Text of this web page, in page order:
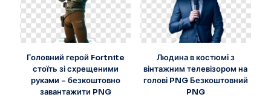
Головний герой Fortnite
стоїть зі схрещеними
руками – безкоштовно
завантажити PNG
Людина в костюмі з
вінтажним телевізором на
голові PNG Безкоштовний
PNG